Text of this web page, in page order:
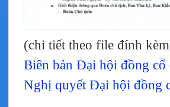
(chi tiết theo file đính
Biên bản Đại hội đồng
Nghị quyết Đại hội đồng